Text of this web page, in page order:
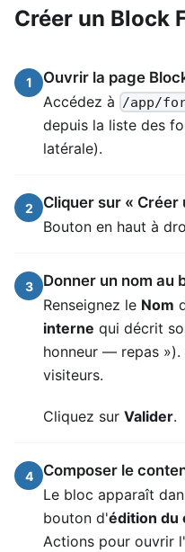
Créer un Block
1
Ouvrir la page
Accédez à
/app/
depuis la liste des
latérale).
2
Cliquer sur « Créer
Bouton en haut à
3
Donner un nom au
Renseignez le Nom
interne qui décrit
honneur — repas
visiteurs.
Cliquez sur Valider.
4
Composer le
Le bloc apparaît
bouton d'édition du
Actions pour ouvrir